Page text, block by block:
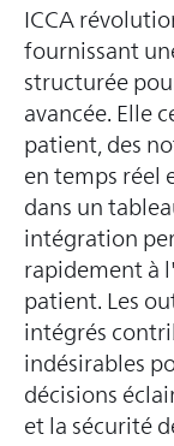
ICCA
fournissant
structurée
avancée. Elle
patient, des
en temps réel
dans un
intégration
rapidement à
patient. Les
intégrés
indésirables
décisions
et la sécurité